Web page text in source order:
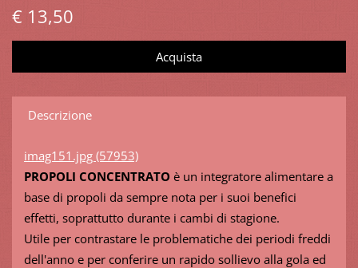
€ 13,50
Descrizione
imag151.jpg (57953)
PROPOLI CONCENTRATO è un integratore alimentare a
base di propoli da sempre nota per i suoi benefici
effetti, soprattutto durante i cambi di stagione.
Utile per contrastare le problematiche dei periodi freddi
dell'anno e per conferire un rapido sollievo alla gola ed